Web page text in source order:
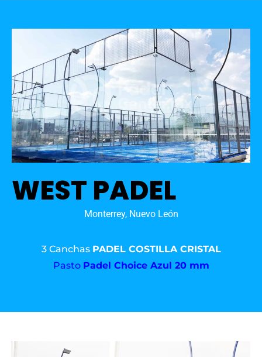
WEST PADEL
Monterrey, Nuevo León
3 Canchas PADEL COSTILLA CRISTAL
Pasto Padel Choice Azul 20 mm